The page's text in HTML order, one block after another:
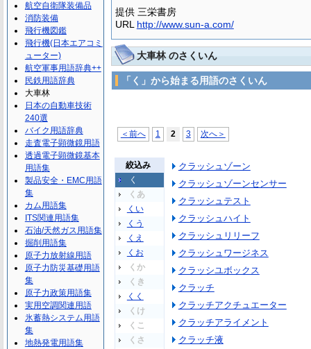
提供 三栄書房
URL http://www.sun-a.com/
大車林 のさくいん
「く」から始まる用語のさくいん
＜前へ 1 2 3 次へ＞
絞込み
く
くあ
くい
くう
くえ
くお
くか
くき
くく
くけ
くこ
くさ
クラッシュゾーン
クラッシュゾーンセンサー
クラッシュテスト
クラッシュハイト
クラッシュリリーフ
クラッシュワージネス
クラッシユボックス
クラッチ
クラッチアクチュエーター
クラッチアライメント
クラッチ液
航空自衛隊装備品
消防装備
飛行機図鑑
飛行機(日本エアコミ
ューター)
航空軍事用語辞典++
民鉄用語辞典
大車林
日本の自動車技術
240選
バイク用語辞典
走査電子顕微鏡用語
透過電子顕微鏡基本
用語集
製品安全・EMC用語
集
カム用語集
ITS関連用語集
石油/天然ガス用語集
掘削用語集
原子力放射線用語
原子力防災基礎用語
集
原子力政策用語集
実用空調関連用語
氷蓄熱システム用語
集
地熱発電用語集